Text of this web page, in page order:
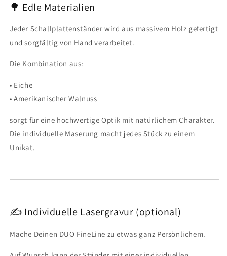
🌳 Edle Materialien
Jeder Schallplattenständer wird aus massivem Holz gefertigt
und sorgfältig von Hand verarbeitet.
Die Kombination aus:
• Eiche
• Amerikanischer Walnuss
sorgt für eine hochwertige Optik mit natürlichem Charakter.
Die individuelle Maserung macht jedes Stück zu einem
Unikat.
✍️ Individuelle Lasergravur (optional)
Mache Deinen DUO FineLine zu etwas ganz Persönlichem.